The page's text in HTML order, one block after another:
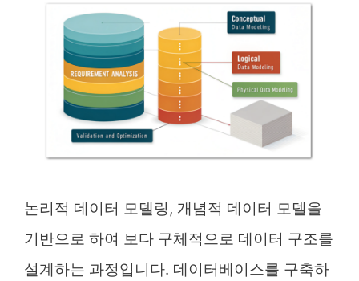
논리적 데이터 모델링, 개념적 데이터 모델을
기반으로 하여 보다 구체적으로 데이터 구조를
설계하는 과정입니다. 데이터베이스를 구축하